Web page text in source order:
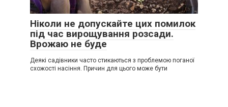
Ніколи не допускайте цих помилок
під час вирощування розсади.
Врожаю не буде
Деякі садівники часто стикаються з проблемою поганої
схожості насіння. Причин для цього може бути